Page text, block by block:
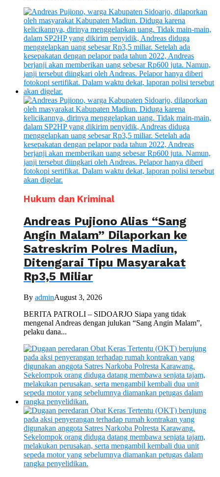
Hukum dan Kriminal
Andreas Pujiono Alias “Sang
Angin Malam” Dilaporkan ke
Satreskrim Polres Madiun,
Ditengarai Tipu Masyarakat
Rp3,5 Miliar
By adminAugust 3, 2026
BERITA PATROLI – SIDOARJO Siapa yang tidak
mengenal Andreas dengan julukan “Sang Angin Malam”,
pelaku dana...